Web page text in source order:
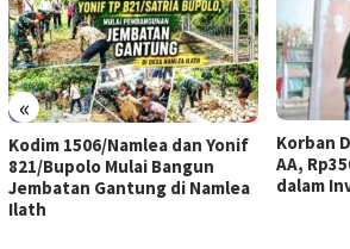
«
Kodim 1506/Namlea dan Yonif
821/Bupolo Mulai Bangun
Jembatan Gantung di Namlea
Ilath
Korban
AA,
dalam